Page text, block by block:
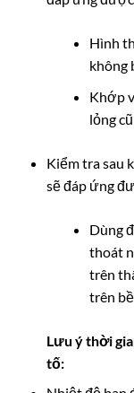
Hình
không
Khớp
lỏng
Kiểm tra sau
sẽ đáp ứng
Dùng
thoát
trên
trên
Lưu ý thời
tố: